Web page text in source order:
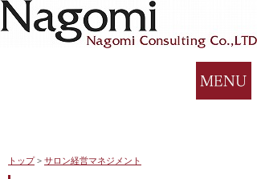
トップ > サロン経営マネジメント